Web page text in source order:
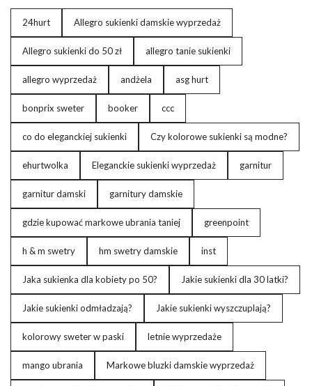
24hurt Allegro sukienki damskie wyprzedaż
Allegro sukienki do 50 zł allegro tanie sukienki
allegro wyprzedaż andżela asg hurt
bonprix sweter booker ccc
co do eleganckiej sukienki Czy kolorowe sukienki są modne?
ehurtwolka Eleganckie sukienki wyprzedaż garnitur
garnitur damski garnitury damskie
gdzie kupować markowe ubrania taniej greenpoint
h & m swetry hm swetry damskie inst
Jaka sukienka dla kobiety po 50? Jakie sukienki dla 30 latki?
Jakie sukienki odmładzają? Jakie sukienki wyszczuplają?
kolorowy sweter w paski letnie wyprzedaże
mango ubrania Markowe bluzki damskie wyprzedaż